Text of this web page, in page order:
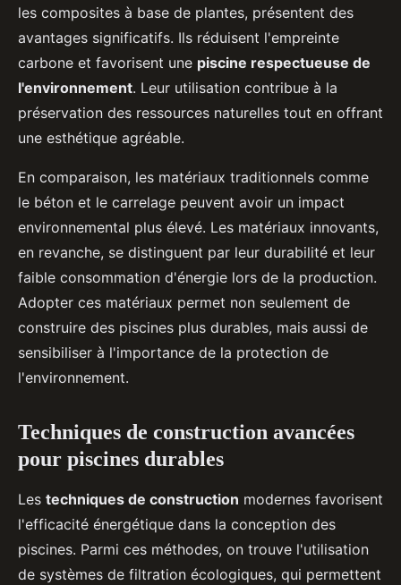
les composites à base de plantes, présentent des
avantages significatifs. Ils réduisent l'empreinte
carbone et favorisent une piscine respectueuse de
l'environnement. Leur utilisation contribue à la
préservation des ressources naturelles tout en offrant
une esthétique agréable.
En comparaison, les matériaux traditionnels comme
le béton et le carrelage peuvent avoir un impact
environnemental plus élevé. Les matériaux innovants,
en revanche, se distinguent par leur durabilité et leur
faible consommation d'énergie lors de la production.
Adopter ces matériaux permet non seulement de
construire des piscines plus durables, mais aussi de
sensibiliser à l'importance de la protection de
l'environnement.
Techniques de construction avancées
pour piscines durables
Les techniques de construction modernes favorisent
l'efficacité énergétique dans la conception des
piscines. Parmi ces méthodes, on trouve l'utilisation
de systèmes de filtration écologiques, qui permettent